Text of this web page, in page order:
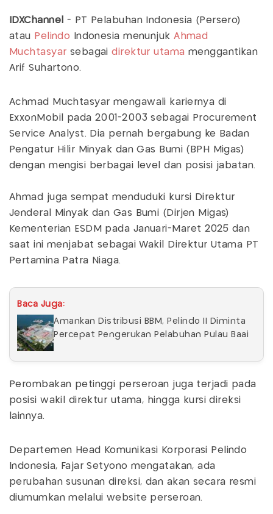
IDXChannel - PT Pelabuhan Indonesia (Persero)
atau Pelindo Indonesia menunjukAhmad
Muchtasyar sebagaidirektur utama menggantikan
Arif Suhartono.
Achmad Muchtasyar mengawali kariernya di
ExxonMobil pada 2001-2003 sebagai Procurement
Service Analyst. Dia pernah bergabung ke Badan
Pengatur Hilir Minyak dan Gas Bumi (BPH Migas)
dengan mengisi berbagai level dan posisi jabatan.
Ahmad juga sempat menduduki kursi Direktur
Jenderal Minyak dan Gas Bumi (Dirjen Migas)
Kementerian ESDM pada Januari-Maret 2025 dan
saat ini menjabat sebagai Wakil Direktur Utama PT
Pertamina Patra Niaga.
Baca Juga:
Amankan Distribusi BBM, Pelindo II Diminta
Percepat Pengerukan Pelabuhan Pulau Baai
Perombakan petinggi perseroan juga terjadi pada
posisi wakil direktur utama, hingga kursi direksi
lainnya.
Departemen Head Komunikasi Korporasi Pelindo
Indonesia, Fajar Setyono mengatakan, ada
perubahan susunan direksi, dan akan secara resmi
diumumkan melalui website perseroan.